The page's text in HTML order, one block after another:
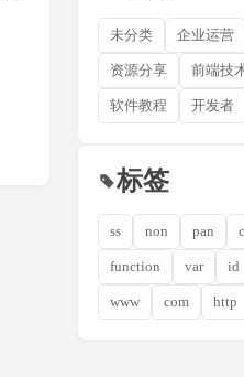
未分类 企业运营
资源分享 前端技
软件教程 开发者
标签
ss non pan
function var id
www com http